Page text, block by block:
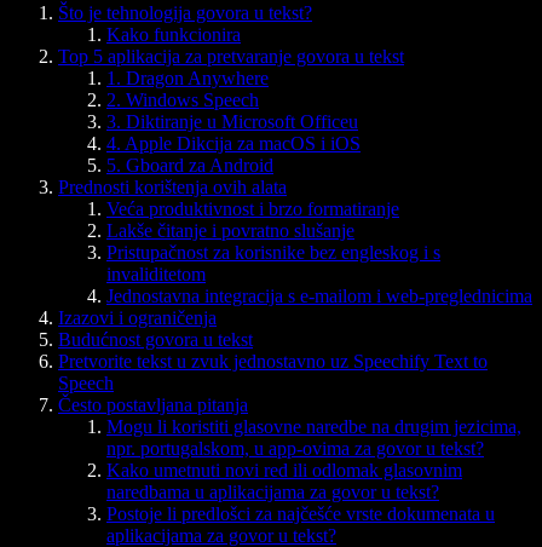
Što je tehnologija govora u tekst?
Kako funkcionira
Top 5 aplikacija za pretvaranje govora u tekst
1. Dragon Anywhere
2. Windows Speech
3. Diktiranje u Microsoft Officeu
4. Apple Dikcija za macOS i iOS
5. Gboard za Android
Prednosti korištenja ovih alata
Veća produktivnost i brzo formatiranje
Lakše čitanje i povratno slušanje
Pristupačnost za korisnike bez engleskog i s
invaliditetom
Jednostavna integracija s e-mailom i web-preglednicima
Izazovi i ograničenja
Budućnost govora u tekst
Pretvorite tekst u zvuk jednostavno uz Speechify Text to
Speech
Često postavljana pitanja
Mogu li koristiti glasovne naredbe na drugim jezicima,
npr. portugalskom, u app-ovima za govor u tekst?
Kako umetnuti novi red ili odlomak glasovnim
naredbama u aplikacijama za govor u tekst?
Postoje li predlošci za najčešće vrste dokumenata u
aplikacijama za govor u tekst?